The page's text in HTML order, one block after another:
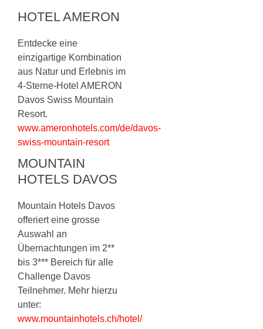
HOTEL AMERON
Entdecke eine
einzigartige Kombination
aus Natur und Erlebnis im
4-Sterne-Hotel AMERON
Davos Swiss Mountain
Resort.
www.ameronhotels.com/de/davos-
swiss-mountain-resort
MOUNTAIN
HOTELS DAVOS
Mountain Hotels Davos
offeriert eine grosse
Auswahl an
Übernachtungen im 2**
bis 3*** Bereich für alle
Challenge Davos
Teilnehmer. Mehr hierzu
unter:
www.mountainhotels.ch/hotel/